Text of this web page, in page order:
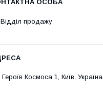
Відділ продажу
Героїв Космоса 1, Київ, Україна